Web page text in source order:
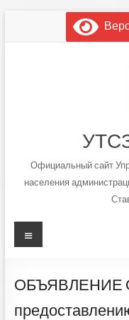
содержимому
Официальный сайт
населения
Меню
ОБЪЯВЛЕНИЕ